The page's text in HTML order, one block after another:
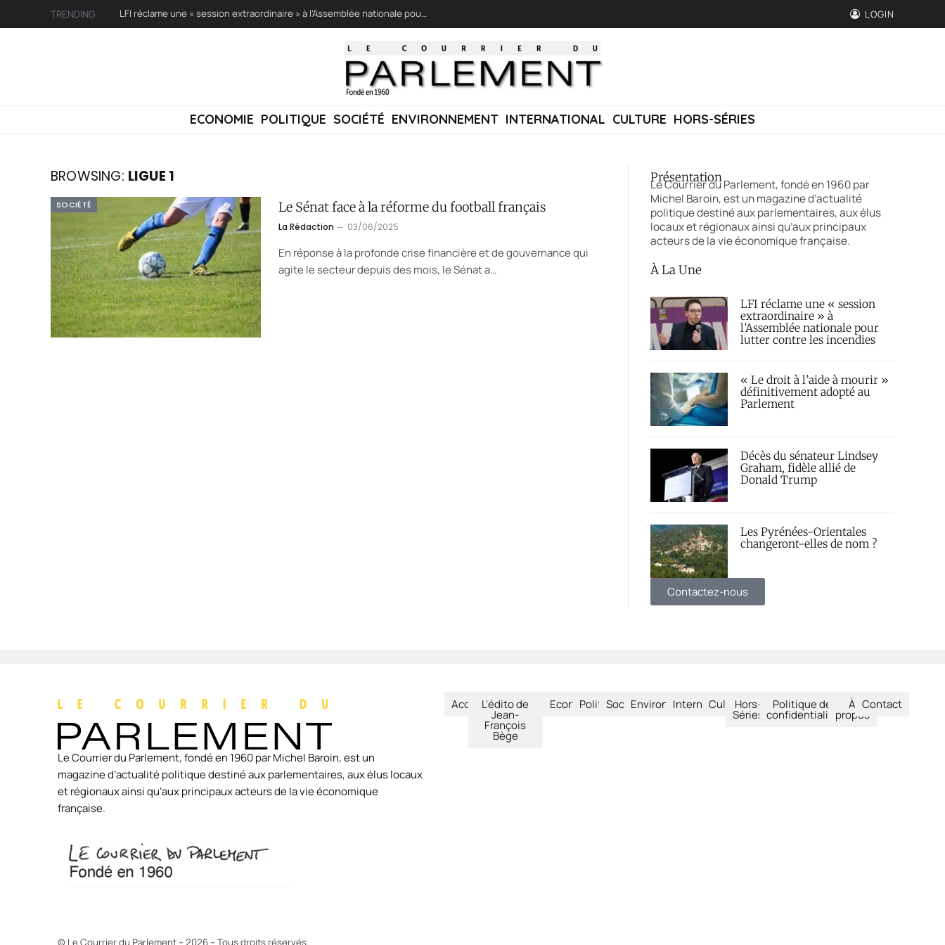
TRENDING LFI réclame une « session extraordinaire » à l’Assemblée nationale pour lutter contre les incendies LOGIN
ECONOMIE POLITIQUE SOCIÉTÉ ENVIRONNEMENT INTERNATIONAL CULTURE HORS-SÉRIES
BROWSING: LIGUE 1
SOCIÉTÉ Le Sénat face à la réforme du football français
La Rédaction 03/06/2025
En réponse à la profonde crise financière et de gouvernance qui
agite le secteur depuis des mois, le Sénat a…
Présentation
Le Courrier du Parlement, fondé en 1960 par
Michel Baroin, est un magazine d’actualité
politique destiné aux parlementaires, aux élus
locaux et régionaux ainsi qu’aux principaux
acteurs de la vie économique française.
À La Une
LFI réclame une « session
extraordinaire » à
l’Assemblée nationale pour
lutter contre les incendies
« Le droit à l’aide à mourir »
définitivement adopté au
Parlement
Décès du sénateur Lindsey
Graham, fidèle allié de
Donald Trump
Les Pyrénées-Orientales
changeront-elles de nom ?
Contactez-nous
Le Courrier du Parlement, fondé en 1960 par Michel Baroin, est un
magazine d’actualité politique destiné aux parlementaires, aux élus locaux
et régionaux ainsi qu’aux principaux acteurs de la vie économique
française.
AccueilL'édito de
Jean-
François
Bège
EconomiePolitiqueSociétéEnvironnementInternational
CultureHors-
Séries
Politique de
confidentialité
À
propos
Contact
© Le Courrier du Parlement – 2026 – Tous droits réservés.